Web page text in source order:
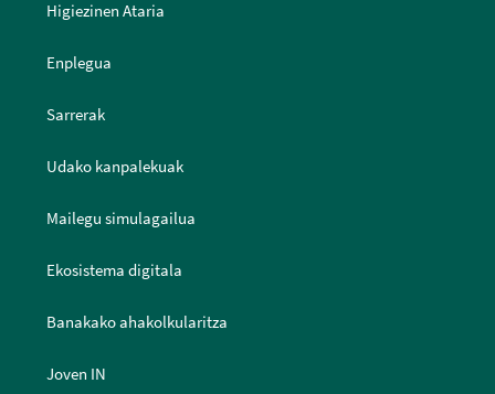
Higiezinen Ataria
Enplegua
Sarrerak
Udako kanpalekuak
Mailegu simulagailua
Ekosistema digitala
Banakako ahakolkularitza
Joven IN